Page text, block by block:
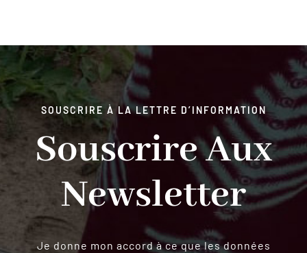
SOUSCRIRE À LA LETTRE D’INFORMATION
Souscrire Aux
Newsletter
Je donne mon accord à ce que les données